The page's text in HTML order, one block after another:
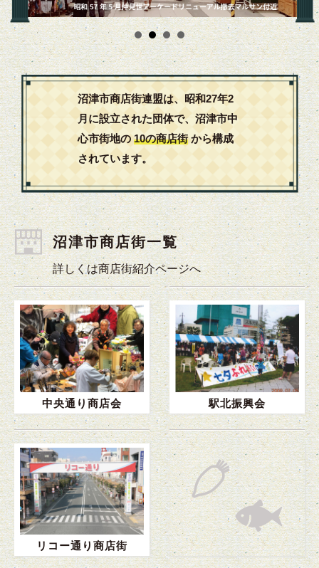
沼津市商店街連盟は、昭和27年2
月に設立された団体で、 沼津市中
心市街地の 10の商店街から構成
されています。
沼津市商店街一覧
詳しくは商店街紹介ページへ
中央通り商店会 駅北振興会
リコー通り商店街